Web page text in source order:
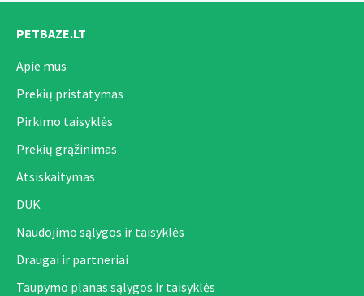
PETBAZE.LT
Apie mus
Prekių pristatymas
Pirkimo taisyklės
Prekių grąžinimas
Atsiskaitymas
DUK
Naudojimo sąlygos ir taisyklės
Draugai ir partneriai
Taupymo planas sąlygos ir taisyklės